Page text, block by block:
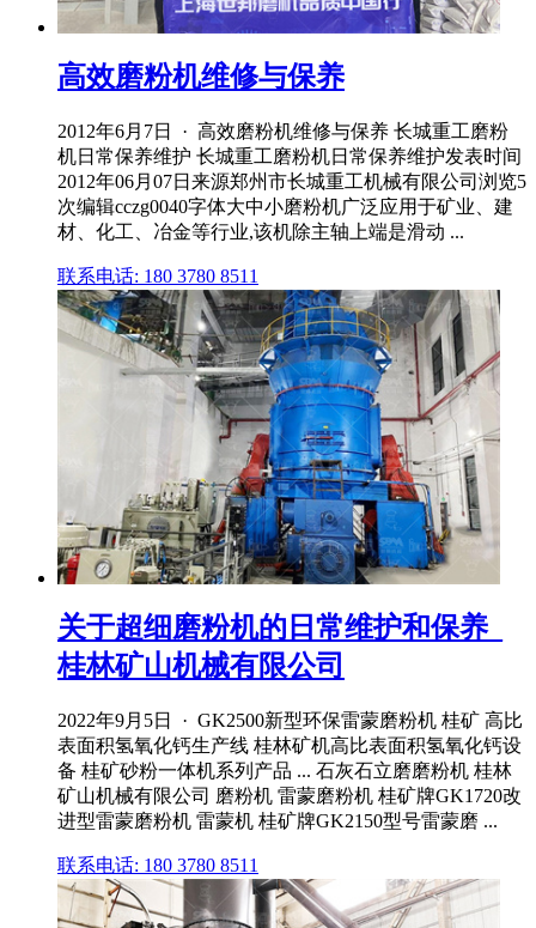
高效磨粉机维修与保养
2012年6月7日 · 高效磨粉机维修与保养 长城重工磨粉
机日常保养维护 长城重工磨粉机日常保养维护发表时间
2012年06月07日来源郑州市长城重工机械有限公司浏览5
次编辑cczg0040字体大中小磨粉机广泛应用于矿业、建
材、化工、冶金等行业,该机除主轴上端是滑动 ...
联系电话: 180 3780 8511
关于超细磨粉机的日常维护和保养_
桂林矿山机械有限公司
2022年9月5日 · GK2500新型环保雷蒙磨粉机 桂矿 高比
表面积氢氧化钙生产线 桂林矿机高比表面积氢氧化钙设
备 桂矿砂粉一体机系列产品 ... 石灰石立磨磨粉机 桂林
矿山机械有限公司 磨粉机 雷蒙磨粉机 桂矿牌GK1720改
进型雷蒙磨粉机 雷蒙机 桂矿牌GK2150型号雷蒙磨 ...
联系电话: 180 3780 8511